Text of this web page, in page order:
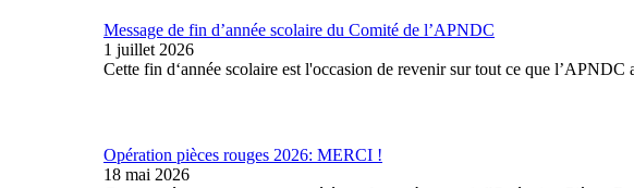
Message de fin d’année scolaire du Comité de l’APNDC
1 juillet 2026
Cette fin d‘année scolaire est l'occasion de revenir sur tout ce que l’APNDC
Opération pièces rouges 2026: MERCI !
18 mai 2026